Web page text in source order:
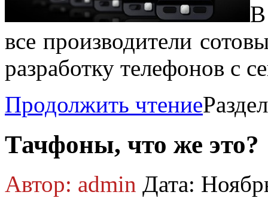
все производители
разработку телефонов с
Продолжить чтение
Тачфоны, что же это?
Автор: admin Дата: